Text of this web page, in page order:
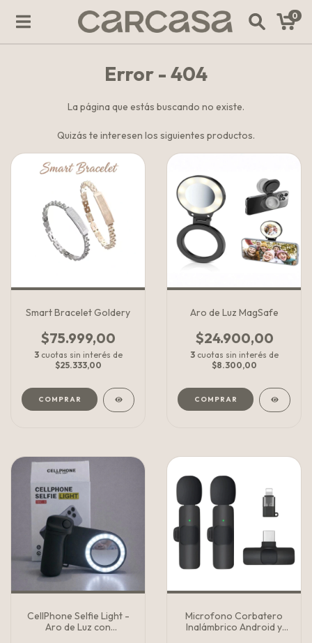
0
Error - 404
La página que estás buscando no existe.
Quizás te interesen los siguientes productos.
Smart Bracelet Goldery
$75.999,00
3 cuotas sin interés de
$25.333,00
COMPRAR
Aro de Luz MagSafe
$24.900,00
3 cuotas sin interés de
$8.300,00
COMPRAR
CellPhone Selfie Light -
Aro de Luz con
Microfono Corbatero
Inalámbrico Android y